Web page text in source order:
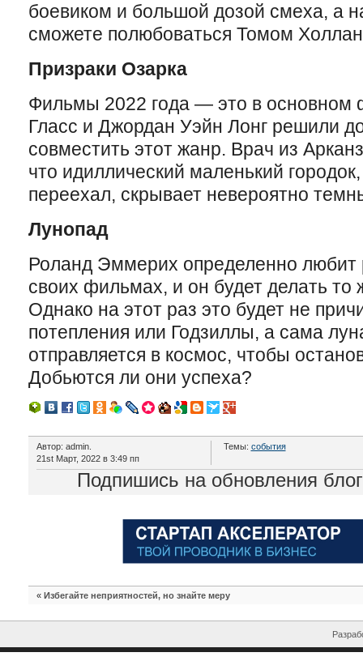
боевиком и большой дозой смеха, а
сможете полюбоваться Томом
Призраки Озарка
Фильмы 2022 года — это в основном
Гласс и Джордан Уэйн Лонг решили
совместить этот жанр. Врач из
что идиллический маленький
переехал, скрывает невероятно
Лунопад
Роланд Эммерих определенно любит
своих фильмах, и он будет делать то
Однако на этот раз это будет не
потепления или Годзиллы, а сама
отправляется в космос, чтобы
Добьются ли они успеха?
Автор: admin.
21st Март, 2022 в 3:49 пп
Темы: события
Подпишись на обновления
« Избегайте неприятностей, но знайте меру